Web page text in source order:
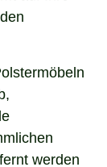
werden